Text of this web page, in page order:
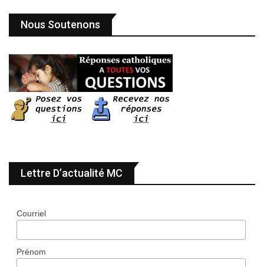
Nous Soutenons
Lettre D’actualité MC
Courriel
Prénom